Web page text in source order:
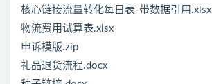
核心链接流量转化每日表-带数据引用.xlsx
物流费用试算表.xlsx
申诉模版.zip
礼品退货流程.docx